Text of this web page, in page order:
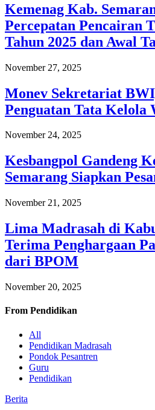
Kemenag Kab.
Percepatan Pencairan
Tahun 2025 dan Awal
November 27, 2025
Monev Sekretariat
Penguatan Tata Kelola
November 24, 2025
Kesbangpol Gandeng
Semarang Siapkan
November 21, 2025
Lima Madrasah di
Terima Penghargaan
dari BPOM
November 20, 2025
From Pendidikan
All
Pendidikan Madrasah
Pondok Pesantren
Guru
Pendidikan
Berita